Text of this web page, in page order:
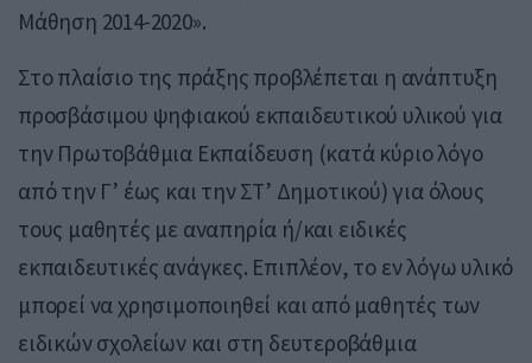
Μάθηση 2014-2020».
Στο πλαίσιο της πράξης προβλέπεται η ανάπτυξη
προσβάσιμου ψηφιακού εκπαιδευτικού υλικού για
την Πρωτοβάθμια Εκπαίδευση (κατά κύριο λόγο
από την Γ’ έως και την ΣΤ’ Δημοτικού) για όλους
τους μαθητές με αναπηρία ή/και ειδικές
εκπαιδευτικές ανάγκες. Επιπλέον, το εν λόγω υλικό
μπορεί να χρησιμοποιηθεί και από μαθητές των
ειδικών σχολείων και στη δευτεροβάθμια